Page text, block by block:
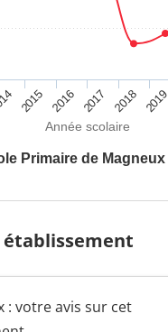
Année scolaire
Primaire de Magneux
2015 2016 2017 2018 2019
établissement
: votre avis sur cet